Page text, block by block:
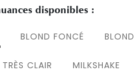
disponibles :
BLOND FONCÉ BLOND
CLAIR MILKSHAKE